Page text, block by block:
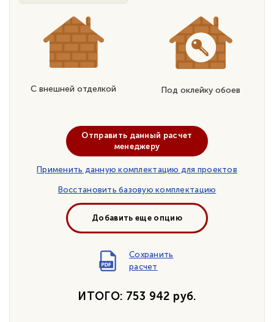
С внешней отделкой Под оклейку обоев
Отправить данный расчет
менеджеру
Применить данную комплектацию для проектов
Восстановить базовую комплектацию
Добавить еще опцию
Сохранить
расчет
ИТОГО: 753 942 руб.